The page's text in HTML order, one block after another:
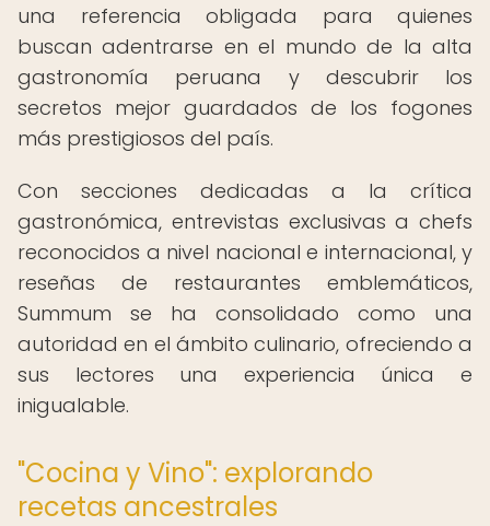
una referencia obligada para quienes
buscan adentrarse en el mundo de la alta
gastronomía peruana y descubrir los
secretos mejor guardados de los fogones
más prestigiosos del país.
Con secciones dedicadas a la crítica
gastronómica, entrevistas exclusivas a chefs
reconocidos a nivel nacional e internacional, y
reseñas de restaurantes emblemáticos,
Summum se ha consolidado como una
autoridad en el ámbito culinario, ofreciendo a
sus lectores una experiencia única e
inigualable.
"Cocina y Vino": explorando
recetas ancestrales